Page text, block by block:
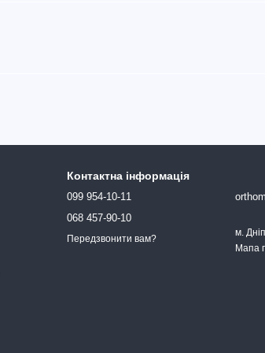
Контактна інформація
099 954-10-11
068 457-90-10
Передзвонити вам?
м.
Мапа